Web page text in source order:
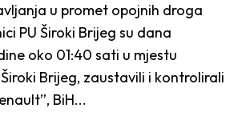
u promet opojnih droga
PU Široki Brijeg su dana
oko 01:40 sati u mjestu
Brijeg, zaustavili i kontrolirali
BiH...